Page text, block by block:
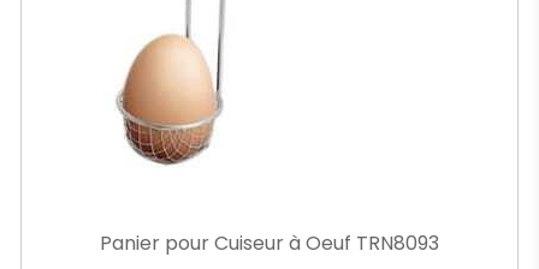
Panier pour Cuiseur à Oeuf TRN8093